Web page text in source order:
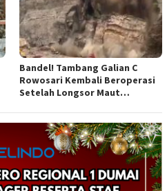
Bandel! Tambang Galian C
Rowosari Kembali Beroperasi
Setelah Longsor Maut